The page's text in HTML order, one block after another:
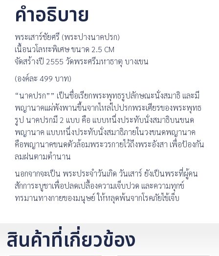
คำอธิบาย
พระเสาร์ชัยศรี (พระปางนาคปรก)
เนื้อนวโลหะพิเศษ ขนาด 2.5 CM
จัดสร้างปี 2555 วัดพระศรีมหาธาตุ บางเขน
(องค์ละ 499 บาท)
“นาคปรก”” เป็นชื่อเรียกพระพุทธรูปลักษณะนั่งสมาธิ และมี
พญานาคแผ่พังพานขึ้นจากไหล่ไปปรกพระเศียรของพระพุทธ
รูป นาคปรกมี 2 แบบ คือ แบบหนึ่งประทับนั่งสมาธิบนขนด
พญานาค แบบหนึ่งประทับนั่งสมาธิภายในวงขนดพญานาค
คือพญานาคขนดตัวล้อมพระวรกายไว้ถึงพระอังสา เพื่อป้องกัน
ลมฝนตามตำนาน
นอกจากจะเป็น พระประจำวันเกิด วันเสาร์ ยังเป็นพระที่ผู้คน
สักการะบูชาเพื่อปลดเปลื้องความเจ็บปวด และความทุกข์
ทรมานทางกายของมนุษย์ ให้หลุดพ้นจากโรคภัยไข้เจ็บ
สินค้าที่เกี่ยวข้อง